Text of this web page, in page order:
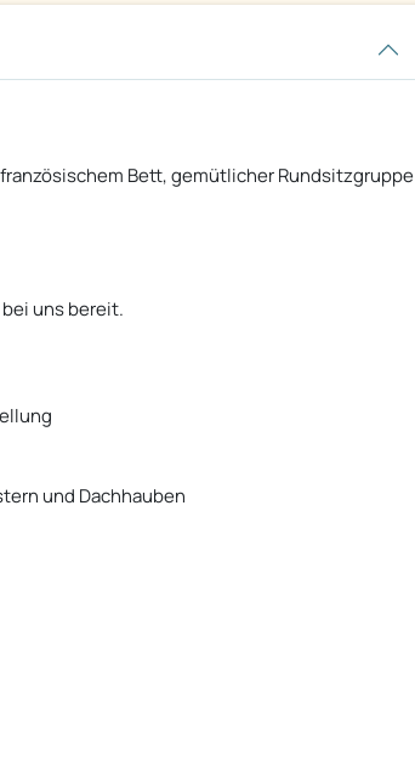
Bett, gemütlicher Rundsitzgruppe
uns bereit.
und Dachhauben